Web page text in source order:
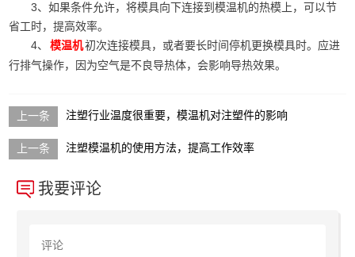
3、如果条件允许，将模具向下连接到模温机的热模上，可以节
省工时，提高效率。
4、
模温机初次连接模具，或者要长时间停机更换模具时。应进
行排气操作，因为空气是不良导热体，会影响导热效果。
注塑行业温度很重要，模温机对注塑件的影响
注塑模温机的使用方法，提高工作效率
我要评论